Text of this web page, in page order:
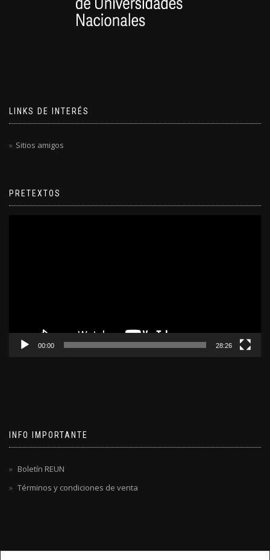
LINKS DE INTERÉS
Sitios amigos
PRETEXTOS
00:00 28:26
INFO IMPORTANTE
Boletín REUN
Términos y condiciones de venta